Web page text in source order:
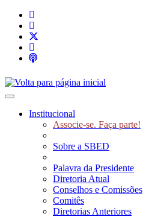
Toggle navigation
Institucional
Associe-se. Faça parte!
Sobre a SBED
Palavra da Presidente
Diretoria Atual
Conselhos e Comissões
Comitês
Diretorias Anteriores